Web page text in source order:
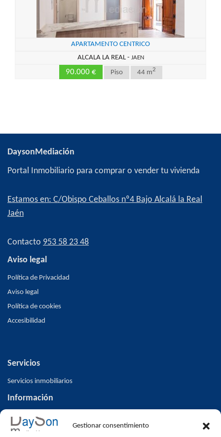
Gestionar consentimiento
APARTAMENTO CENTRICO
ALCALA LA REAL - JAEN
90.000 € Piso 44 m2
DaysonMediación
Portal Inmobiliario para comprar o vender tu vivienda
Estamos en: C/Obispo Ceballos nº4 Bajo Alcalá la Real
Jaén
Contacto 953 58 23 48
Aviso legal
Política de Privacidad
Aviso legal
Política de cookies
Accesibilidad
Servicios
Servicios inmobiliarios
Información
Inicio
Inmuebles